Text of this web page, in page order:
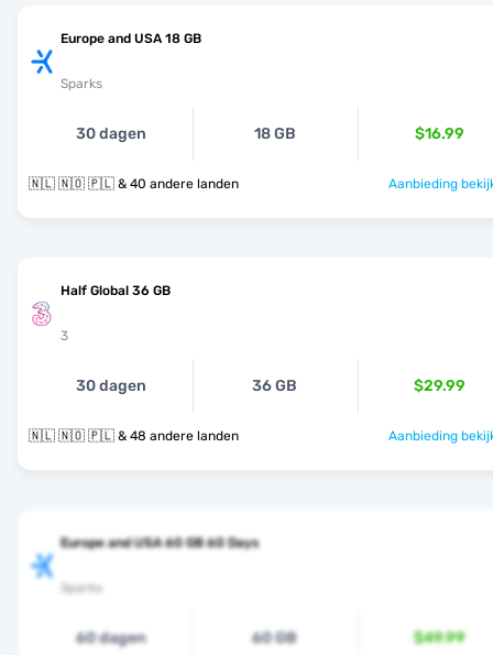
Europe and USA 18 GB
Sparks
30 dagen 18 GB $16.99
🇳🇱 🇳🇴 🇵🇱 & 40 andere landen Aanbieding
Half Global 36 GB
3
30 dagen 36 GB $29.99
🇳🇱 🇳🇴 🇵🇱 & 48 andere landen Aanbieding
Europe and USA 60 GB 60 Days
Sparks
60 dagen 60 GB $49.99